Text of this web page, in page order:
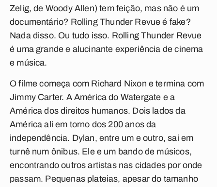
Zelig, de Woody Allen) tem feição, mas não é um
documentário? Rolling Thunder Revue é fake?
Nada disso. Ou tudo isso. Rolling Thunder Revue
é uma grande e alucinante experiência de cinema
e música.
O filme começa com Richard Nixon e termina com
Jimmy Carter. A América do Watergate e a
América dos direitos humanos. Dois lados da
América ali em torno dos 200 anos da
independência. Dylan, entre um e outro, sai em
turnê num ônibus. Ele e um bando de músicos,
encontrando outros artistas nas cidades por onde
passam. Pequenas plateias, apesar do tamanho